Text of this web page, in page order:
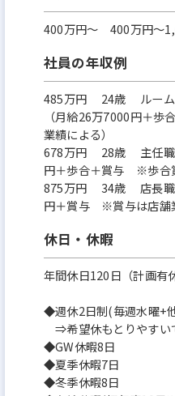
400万円〜 400万円～
社員の年収例
485万円 24歳 ルーム
（月給26万7000円＋
業績による）
678万円 28歳 主任職
円＋歩合＋賞与 ※歩合
875万円 34歳 店長職
円＋賞与 ※賞与は店舗
休日・休暇
年間休日120日（計画有
◆週休2日制(毎週水曜+
⇒希望休もとりやすい
◆GW休暇8日
◆夏季休暇7日
◆冬季休暇8日